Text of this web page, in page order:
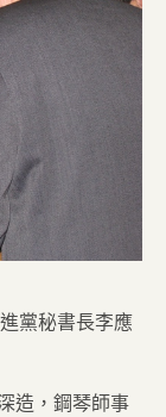
黨秘書長李應
造，鋼琴師事